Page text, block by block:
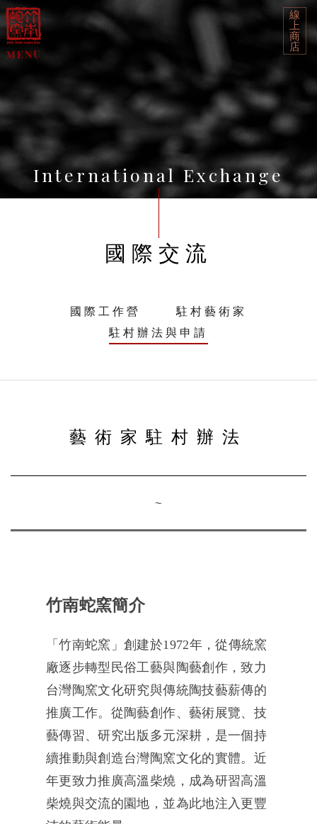
線
上
商
店
International Exchange
國際交流
國際工作營
駐村藝術家
駐村辦法與申請
藝術家駐村辦法
~
竹南蛇窯簡介
「竹南蛇窯」創建於1972年，從傳統窯
廠逐步轉型民俗工藝與陶藝創作，致力
台灣陶窯文化研究與傳統陶技藝薪傳的
推廣工作。從陶藝創作、藝術展覽、技
藝傳習、研究出版多元深耕，是一個持
續推動與創造台灣陶窯文化的實體。近
年更致力推廣高溫柴燒，成為研習高溫
柴燒與交流的園地，並為此地注入更豐